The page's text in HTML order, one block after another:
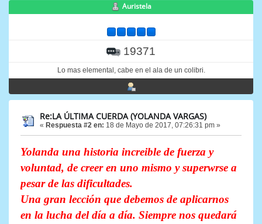
Auristela
19371
Lo mas elemental, cabe en el ala de un colibri.
Re:LA ÚLTIMA CUERDA (YOLANDA VARGAS)
« Respuesta #2 en: 18 de Mayo de 2017, 07:26:31 pm »
Yolanda una historia increible de fuerza y
voluntad, de creer en uno mismo y superwrse a
pesar de las dificultades.
Una gran lección que debemos de aplicarnos
en la lucha del día a día. Siempre nos quedará